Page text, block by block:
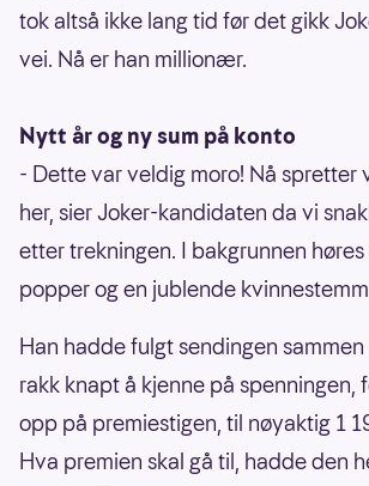
tok altså ikke lang tid før det gikk
vei. Nå er han millionær.
Nytt år og ny sum på konto
- Dette var veldig moro! Nå spretter
her, sier Joker-kandidaten da vi
etter trekningen. I bakgrunnen høres
popper og en jublende
Han hadde fulgt sendingen
rakk knapt å kjenne på spenningen,
opp på premiestigen, til nøyaktig 1
Hva premien skal gå til, hadde den